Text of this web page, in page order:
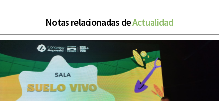
Notas relacionadas deActualidad